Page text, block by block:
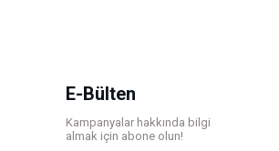
Bu ürüne benzer farklı alternatifler
E-Bülten
Kampanyalar hakkında bilgi
almak için abone olun!